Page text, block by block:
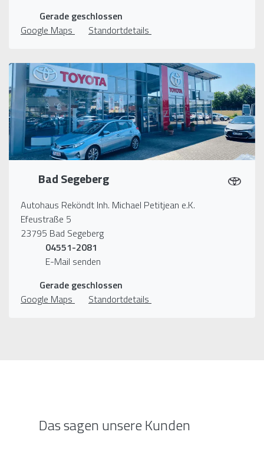
Gerade geschlossen
Google Maps
Standortdetails
Bad Segeberg
Autohaus Reköndt Inh. Michael Petitjean e.K.
Efeustraße 5
23795 Bad Segeberg
04551-2081
E-Mail senden
Gerade geschlossen
Google Maps
Standortdetails
Das sagen unsere Kunden